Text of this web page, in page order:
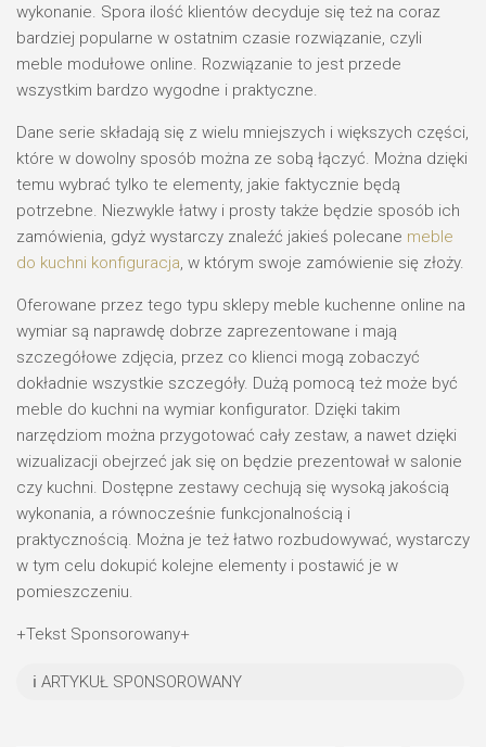
wykonanie. Spora ilość klientów decyduje się też na coraz
bardziej popularne w ostatnim czasie rozwiązanie, czyli
meble modułowe online. Rozwiązanie to jest przede
wszystkim bardzo wygodne i praktyczne.
Dane serie składają się z wielu mniejszych i większych części,
które w dowolny sposób można ze sobą łączyć. Można dzięki
temu wybrać tylko te elementy, jakie faktycznie będą
potrzebne. Niezwykle łatwy i prosty także będzie sposób ich
zamówienia, gdyż wystarczy znaleźć jakieś polecane meble
do kuchni konfiguracja, w którym swoje zamówienie się złoży.
Oferowane przez tego typu sklepy meble kuchenne online na
wymiar są naprawdę dobrze zaprezentowane i mają
szczegółowe zdjęcia, przez co klienci mogą zobaczyć
dokładnie wszystkie szczegóły. Dużą pomocą też może być
meble do kuchni na wymiar konfigurator. Dzięki takim
narzędziom można przygotować cały zestaw, a nawet dzięki
wizualizacji obejrzeć jak się on będzie prezentował w salonie
czy kuchni. Dostępne zestawy cechują się wysoką jakością
wykonania, a równocześnie funkcjonalnością i
praktycznością. Można je też łatwo rozbudowywać, wystarczy
w tym celu dokupić kolejne elementy i postawić je w
pomieszczeniu.
+Tekst Sponsorowany+
ℹ️ ARTYKUŁ SPONSOROWANY